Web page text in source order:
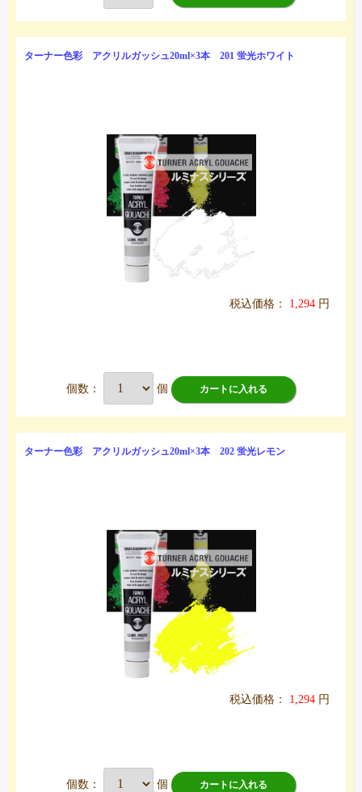
ターナー色彩 アクリルガッシュ20ml×3本 201 蛍光ホワイト
税込価格： 1,294 円
個数： 個 カートに入れる
ターナー色彩 アクリルガッシュ20ml×3本 202 蛍光レモン
税込価格： 1,294 円
個数： 個 カートに入れる